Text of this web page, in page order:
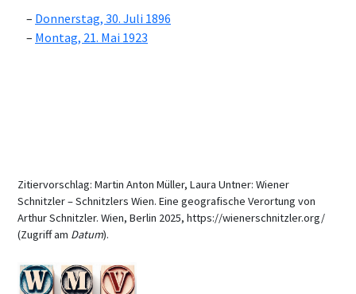
Donnerstag, 30. Juli 1896
Montag, 21. Mai 1923
Zitiervorschlag: Martin Anton Müller, Laura Untner: Wiener
Schnitzler – Schnitzlers Wien. Eine geografische Verortung von
Arthur Schnitzler. Wien, Berlin 2025, https://wienerschnitzler.org/
(Zugriff am Datum).